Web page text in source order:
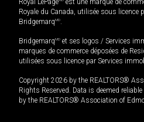
Royal LePage
est une marque de
Royale du Canada, utilisée sous licence
BridgemarqMD.
BridgemarqMD et ses logos / Services
marques de commerce déposées de
utilisées sous licence par Services
Copyright 2026 by the REALTORS®
Rights Reserved. Data is deemed
by the REALTORS® Association of